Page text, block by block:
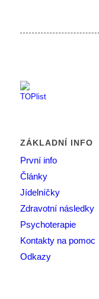
ZÁKLADNÍ INFO
První info
Články
Jídelníčky
Zdravotní následky
Psychoterapie
Kontakty na pomoc
Odkazy